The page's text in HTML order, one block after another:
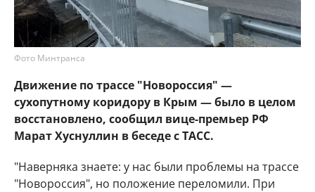
Фото Минтранса
Движение по трассе "Новороссия" —
сухопутному коридору в Крым — было в целом
восстановлено, сообщил вице-премьер РФ
Марат Хуснуллин в беседе с ТАСС.
"Наверняка знаете: у нас были проблемы на трассе
"Новороссия", но положение переломили. При